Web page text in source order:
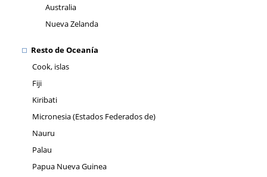
Australia
Nueva Zelanda
Resto de Oceanía
Cook, islas
Fiji
Kiribati
Micronesia (Estados Federados de)
Nauru
Palau
Papua Nueva Guinea